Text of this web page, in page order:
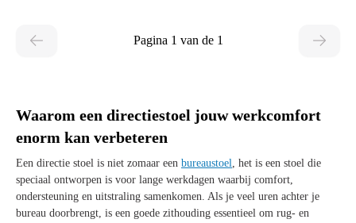
Pagina 1 van de 1
Waarom een directiestoel jouw werkcomfort
enorm kan verbeteren
Een directie stoel is niet zomaar een bureaustoel, het is een stoel die
speciaal ontworpen is voor lange werkdagen waarbij comfort,
ondersteuning en uitstraling samenkomen. Als je veel uren achter je
bureau doorbrengt, is een goede zithouding essentieel om rug- en